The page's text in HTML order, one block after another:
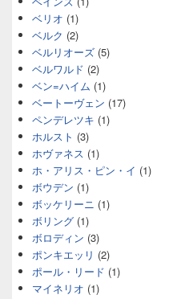
ベリオ (1)
ベルク (2)
ベルリオーズ (5)
ベルワルド (2)
ベン=ハイム (1)
ベートーヴェン (17)
ペンデレツキ (1)
ホルスト (3)
ホヴァネス (1)
ホ・アリス・ピン・イ (1)
ボウデン (1)
ボッケリーニ (1)
ボリング (1)
ボロディン (3)
ポンキエッリ (2)
ポール・リード (1)
マイネリオ (1)